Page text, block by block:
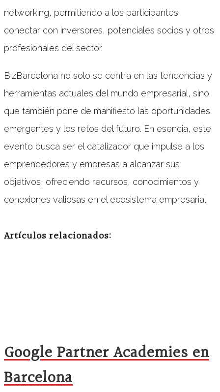
networking, permitiendo a los participantes
conectar con inversores, potenciales socios y otros
profesionales del sector.
BizBarcelona no solo se centra en las tendencias y
herramientas actuales del mundo empresarial, sino
que también pone de manifiesto las oportunidades
emergentes y los retos del futuro. En esencia, este
evento busca ser el catalizador que impulse a los
emprendedores y empresas a alcanzar sus
objetivos, ofreciendo recursos, conocimientos y
conexiones valiosas en el ecosistema empresarial.
Artículos relacionados:
Google Partner Academies en
Barcelona